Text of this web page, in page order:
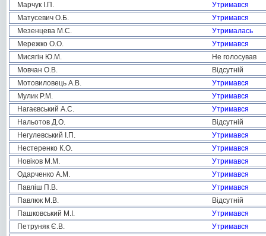
Марчук І.П.
Утримався
Матусевич О.Б.
Утримався
Мезенцева М.С.
Утрималась
Мережко О.О.
Утримався
Мисягін Ю.М.
Не голосував
Мовчан О.В.
Відсутній
Мотовиловець А.В.
Утримався
Мулик Р.М.
Утримався
Нагаєвський А.С.
Утримався
Нальотов Д.О.
Відсутній
Негулевський І.П.
Утримався
Нестеренко К.О.
Утримався
Новіков М.М.
Утримався
Одарченко А.М.
Утримався
Павліш П.В.
Утримався
Павлюк М.В.
Відсутній
Пашковський М.І.
Утримався
Петруняк Є.В.
Утримався